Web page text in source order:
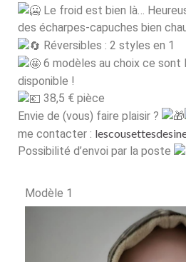
Le froid est bien là…
des écharpes-capuches bien
Réversibles : 2 styles en 1
6 modèles au choix ce sont
disponible !
38,5 € pièce
Envie de (vous) faire plaisir ?
me contacter :
Possibilité d’envoi par la poste
Modèle 1